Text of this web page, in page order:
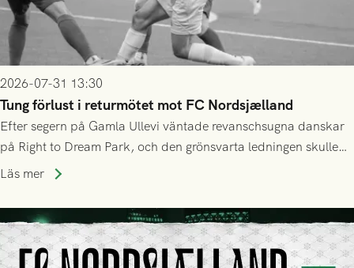
2026-07-31 13:30
Tung förlust i returmötet mot FC Nordsjælland
Efter segern på Gamla Ullevi väntade revanschsugna danskar
på Right to Dream Park, och den grönsvarta ledningen skulle
upphöra efter mindre än kvarten spelad. På lika mark visade
tennissiffror och det grönsvarta europaäventyret tog slut.
Läs mer